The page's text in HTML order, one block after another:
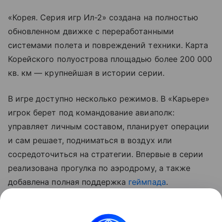
«Корея. Серия игр Ил-2» создана на полностью
обновленном движке с переработанными
системами полета и повреждений техники. Карта
Корейского полуострова площадью более 200 000
кв. км — крупнейшая в истории серии.
В игре доступно несколько режимов. В «Карьере»
игрок берет под командование авиаполк:
управляет личным составом, планирует операции
и сам решает, подниматься в воздух или
сосредоточиться на стратегии. Впервые в серии
реализована прогулка по аэродрому, а также
добавлена полная поддержка геймпада.